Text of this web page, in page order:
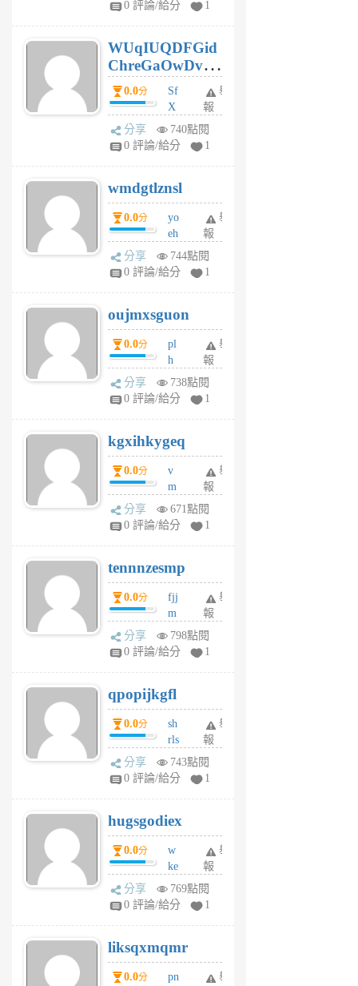
個
月
前
0 評論/給分 1
WUqIUQDFGid
ChreGaOwDv
dY0.0分
Sf
X
Pe
Jc
R
P
m
v
A
V
個
月
前
舉
報
分享
740點閱
0 評論/給分
1
wmdgtlznsl
0.0分
yo
eh
ld
gy
個
月
前
舉
報
分享
744點閱
0 評論/給分
1
oujmxsguon
0.0分
pl
h
wi
w
6
個
月
前
舉
報
分享
738點閱
0 評論/給分
1
kgxihkygeq
0.0分
v
m
sg
sr
6
個
月
前
舉
報
分享
671點閱
0 評論/給分
1
tennnzesmp
0.0分
fjj
m
w
rs
6
個
月
前
舉
報
分享
798點閱
0 評論/給分
1
qpopijkgfl
0.0分
sh
rls
k
m
6
個
月
前
舉
報
分享
743點閱
0 評論/給分
1
hugsgodiex
0.0分
w
ke
rv
pj
6
個
月
舉
報
分享
769點閱
0 評論/給分
1
liksqxmqmr
0.0分
pn
舉